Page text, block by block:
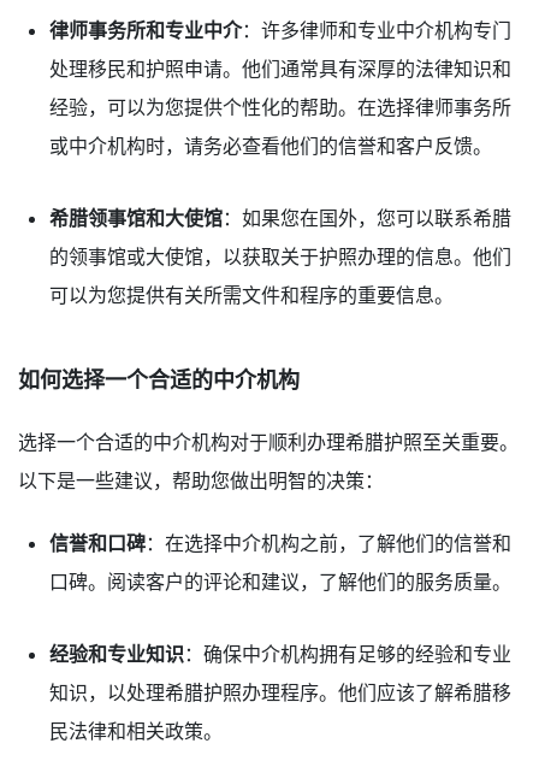
律师事务所和专业中介：许多律师和专业中介机构专门
处理移民和护照申请。他们通常具有深厚的法律知识和
经验，可以为您提供个性化的帮助。在选择律师事务所
或中介机构时，请务必查看他们的信誉和客户反馈。
希腊领事馆和大使馆：如果您在国外，您可以联系希腊
的领事馆或大使馆，以获取关于护照办理的信息。他们
可以为您提供有关所需文件和程序的重要信息。
如何选择一个合适的中介机构
选择一个合适的中介机构对于顺利办理希腊护照至关重要。
以下是一些建议，帮助您做出明智的决策：
信誉和口碑：在选择中介机构之前，了解他们的信誉和
口碑。阅读客户的评论和建议，了解他们的服务质量。
经验和专业知识 ：确保中介机构拥有足够的经验和专业
知识，以处理希腊护照办理程序。他们应该了解希腊移
民法律和相关政策。